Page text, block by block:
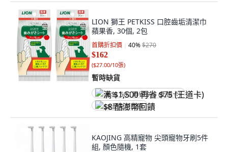
LION 獅王 PETKISS 口腔齒垢清潔巾
蘋果香, 30個, 2包
首購折扣價 40%$270
$162
($27.00/10張)
暫時缺貨
满 $1,500 再省 $75 (王道卡)
$8 酷澎幣回饋
KAOJING 高精寵物 尖頭寵物牙刷5件
組, 顏色隨機, 1套